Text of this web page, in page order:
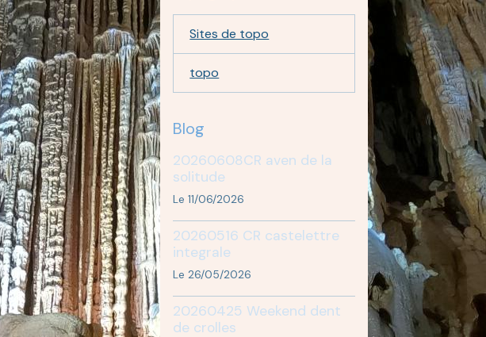
Sites de topo
topo
Blog
20260608CR aven de la
solitude
Le 11/06/2026
20260516 CR castelettre
integrale
Le 26/05/2026
20260425 Weekend dent
de crolles